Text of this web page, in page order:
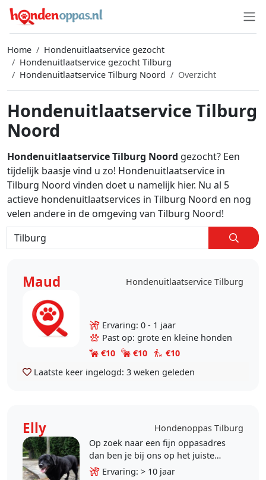
Home
Hondenuitlaatservice gezocht
Hondenuitlaatservice gezocht Tilburg
Hondenuitlaatservice Tilburg Noord
Overzicht
Hondenuitlaatservice Tilburg
Noord
Hondenuitlaatservice Tilburg Noord gezocht? Een
tijdelijk baasje vind u zo! Hondenuitlaatservice in
Tilburg Noord vinden doet u namelijk hier. Nu al 5
actieve hondenuitlaatservices in Tilburg Noord en nog
velen andere in de omgeving van Tilburg Noord!
Maud Hondenuitlaatservice Tilburg
Ervaring: 0 - 1 jaar
Past op: grote en kleine honden
€10
€10
€10
Laatste keer ingelogd: 3 weken geleden
Elly Hondenoppas Tilburg
Op zoek naar een fijn oppasadres
dan ben je bij ons op het juiste
adres, met alleen maar
Ervaring: > 10 jaar